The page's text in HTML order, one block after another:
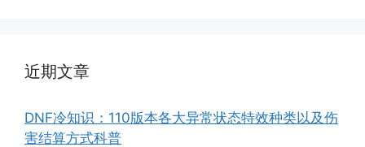
近期文章
DNF冷知识：110版本各大异常状态特效种类以及伤
害结算方式科普